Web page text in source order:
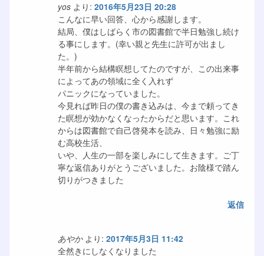
yos より: 2016年5月23日 20:28
こんなに早い回答、心から感謝します。
結局、僕はしばらく市の図書館で半日勉強し続け
る事にします。(幸い親と先生に許可が出まし
た。)
半年前から結構瞑想してたのですが、この出来事
によってあの領域に全く入れず
パニックになっていました。
今見れば昨日の僕の書き込みは、今まで頼ってき
た瞑想が効かなくなったからだと思います。これ
からは図書館で自己啓発本を読み、日々勉強に励
む高校生活、
いや、人生の一部を楽しみにして生きます。ご丁
寧な返信ありがとうございました。お陰様で踏ん
切りがつきました
返信
あやか より: 2017年5月3日 11:42
全然きにしなくなりました